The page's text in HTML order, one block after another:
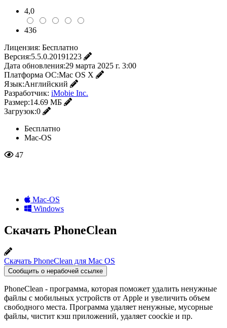
4,0
436
Лицензия: Бесплатно
Версия:5.5.0.20191223
Дата обновления:29 марта 2025 г. 3:00
Платформа ОС:Mac OS X
Язык:Английский
Разработчик: iMobie Inc.
Размер:14.69 МБ
Загрузок:0
Бесплатно
Mac-OS
47
Mac-OS
Windows
Скачать PhoneClean
Скачать PhoneClean для Mac OS
Сообщить о нерабочей ссылке
PhoneClean - программа, которая поможет удалить ненужные
файлы с мобильных устройств от Apple и увеличить объем
свободного места. Программа удаляет ненужные, мусорные
файлы, чистит кэш приложений, удаляет coockie и пр.